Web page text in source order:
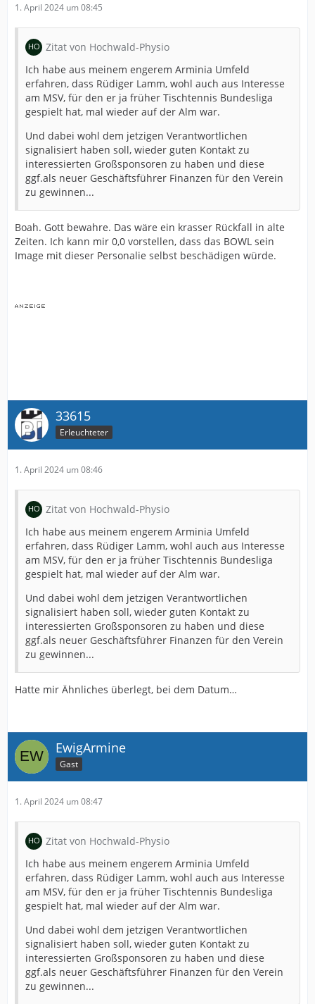
1. April 2024 um 08:45
Zitat von Hochwald-Physio
Ich habe aus meinem engerem Arminia Umfeld
erfahren, dass Rüdiger Lamm, wohl auch aus Interesse
am MSV, für den er ja früher Tischtennis Bundesliga
gespielt hat, mal wieder auf der Alm war.
Und dabei wohl dem jetzigen Verantwortlichen
signalisiert haben soll, wieder guten Kontakt zu
interessierten Großsponsoren zu haben und diese
ggf.als neuer Geschäftsführer Finanzen für den Verein
zu gewinnen...
Boah. Gott bewahre. Das wäre ein krasser Rückfall in alte
Zeiten. Ich kann mir 0,0 vorstellen, dass das BOWL sein
Image mit dieser Personalie selbst beschädigen würde.
33615
Erleuchteter
1. April 2024 um 08:46
Zitat von Hochwald-Physio
Ich habe aus meinem engerem Arminia Umfeld
erfahren, dass Rüdiger Lamm, wohl auch aus Interesse
am MSV, für den er ja früher Tischtennis Bundesliga
gespielt hat, mal wieder auf der Alm war.
Und dabei wohl dem jetzigen Verantwortlichen
signalisiert haben soll, wieder guten Kontakt zu
interessierten Großsponsoren zu haben und diese
ggf.als neuer Geschäftsführer Finanzen für den Verein
zu gewinnen...
Hatte mir Ähnliches überlegt, bei dem Datum…
EwigArmine
Gast
1. April 2024 um 08:47
Zitat von Hochwald-Physio
Ich habe aus meinem engerem Arminia Umfeld
erfahren, dass Rüdiger Lamm, wohl auch aus Interesse
am MSV, für den er ja früher Tischtennis Bundesliga
gespielt hat, mal wieder auf der Alm war.
Und dabei wohl dem jetzigen Verantwortlichen
signalisiert haben soll, wieder guten Kontakt zu
interessierten Großsponsoren zu haben und diese
ggf.als neuer Geschäftsführer Finanzen für den Verein
zu gewinnen...